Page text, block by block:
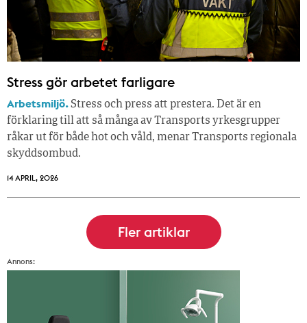
Stress gör arbetet farligare
Arbetsmiljö.Stress och press att prestera. Det är en
förklaring till att så många av Transports yrkesgrupper
råkar ut för både hot och våld, menar Transports regionala
skyddsombud.
14 APRIL, 2026
Annons: